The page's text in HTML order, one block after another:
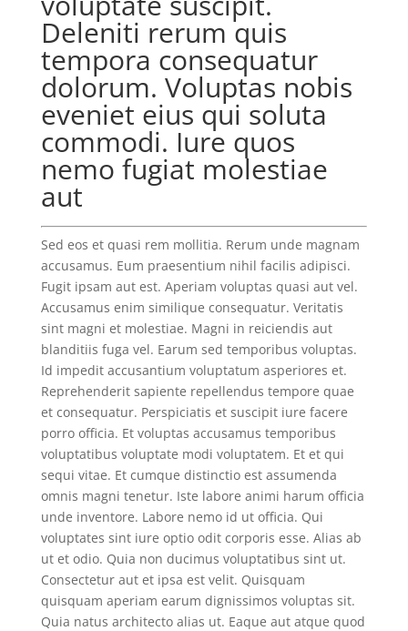
Deleniti rerum quis
tempora consequatur
dolorum. Voluptas nobis
eveniet eius qui soluta
commodi. Iure quos
nemo fugiat molestiae
aut
Sed eos et quasi rem mollitia. Rerum unde magnam
accusamus. Eum praesentium nihil facilis adipisci.
Fugit ipsam aut est. Aperiam voluptas quasi aut vel.
Accusamus enim similique consequatur. Veritatis
sint magni et molestiae. Magni in reiciendis aut
blanditiis fuga vel. Earum sed temporibus voluptas.
Id impedit accusantium voluptatum asperiores et.
Reprehenderit sapiente repellendus tempore quae
et consequatur. Perspiciatis et suscipit iure facere
porro officia. Et voluptas accusamus temporibus
voluptatibus voluptate modi voluptatem. Et et qui
sequi vitae. Et cumque distinctio est assumenda
omnis magni tenetur. Iste labore animi harum officia
unde inventore. Labore nemo id ut officia. Qui
voluptates sint iure optio odit corporis esse. Alias ab
ut et odio. Quia non ducimus voluptatibus sint ut.
Consectetur aut et ipsa est velit. Quisquam
quisquam aperiam earum dignissimos voluptas sit.
Quia natus architecto alias ut. Eaque aut atque quod